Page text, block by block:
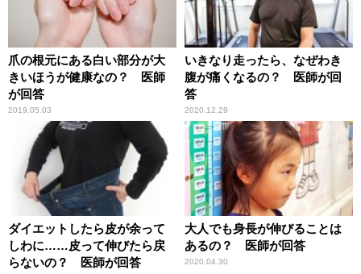
爪の根元にある白い部分が大
きいほうが健康なの？ 医師
が回答
2019.05.03
いきなり走ったら、なぜわき
腹が痛くなるの？ 医師が回
答
2020.12.29
ダイエットしたら皮が余って
しわに……皮って伸びたら戻
らないの？ 医師が回答
大人でも身長が伸びることは
あるの？ 医師が回答
2020.04.30